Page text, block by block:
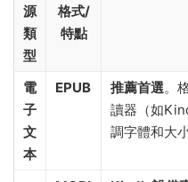
源
類
型
格式/
特點
電
子
文
本
EPUB 推薦首選。
讀器（如
調字體和大